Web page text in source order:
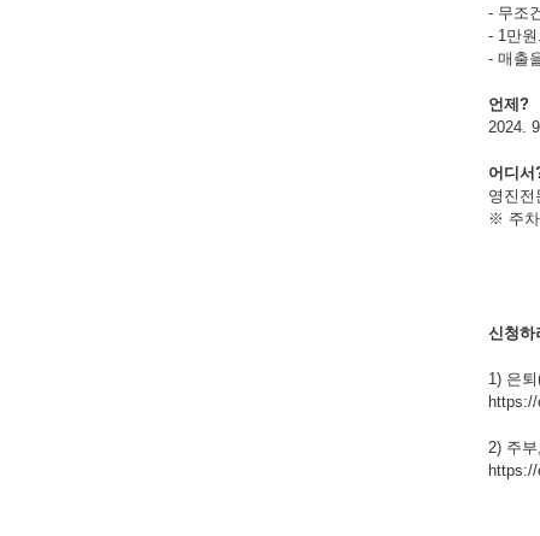
- 무조
- 1만
- 매출
언제?
2024.
어디서
영진전
※ 주
신청
1) 은
2) 주